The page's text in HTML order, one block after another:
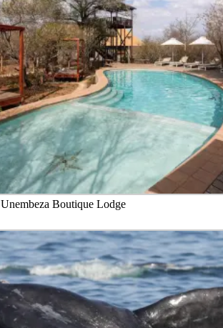
Unembeza Boutique Lodge